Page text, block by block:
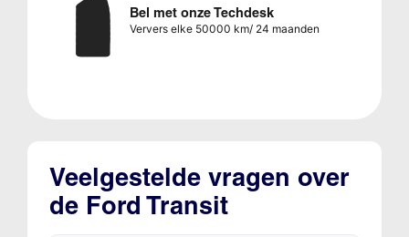
Bel met onze Techdesk
Ververs elke 50000 km/ 24 maanden
Veelgestelde vragen over
de Ford Transit